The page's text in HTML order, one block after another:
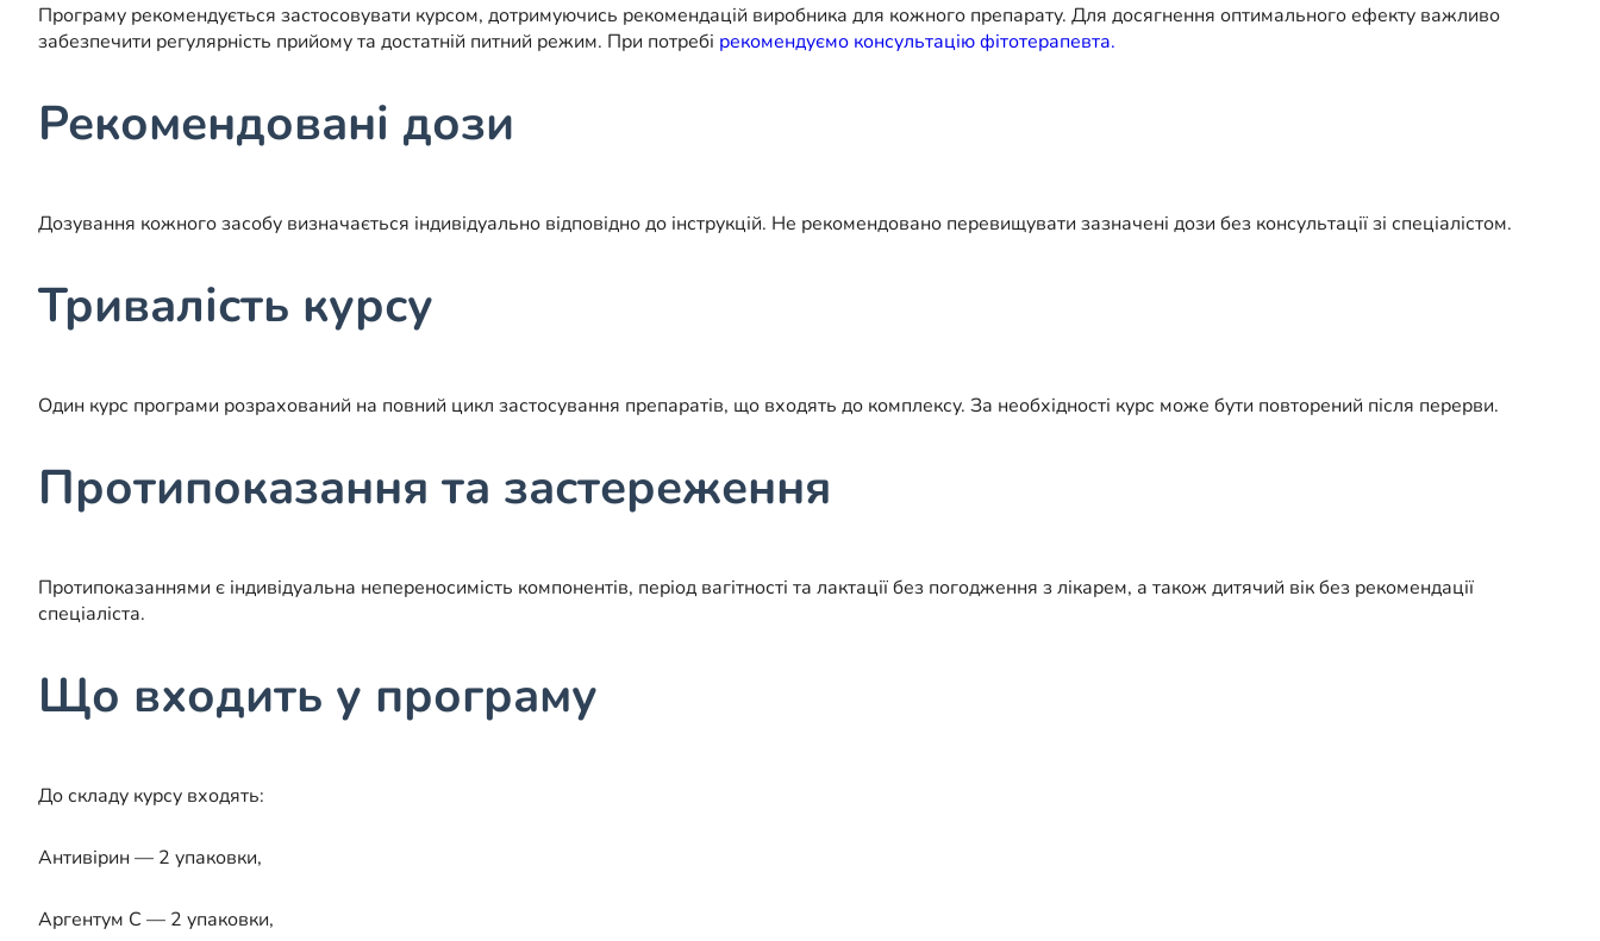
Програму рекомендується застосовувати курсом, дотримуючись рекомендацій виробника для кожного препарату. Для досягнення оптимального ефекту важливо
забезпечити регулярність прийому та достатній питний режим. При потребі рекомендуємо консультацію фітотерапевта.
Рекомендовані дози
Дозування кожного засобу визначається індивідуально відповідно до інструкцій. Не рекомендовано перевищувати зазначені дози без консультації зі спеціалістом.
Тривалість курсу
Один курс програми розрахований на повний цикл застосування препаратів, що входять до комплексу. За необхідності курс може бути повторений після перерви.
Протипоказання та застереження
Протипоказаннями є індивідуальна непереносимість компонентів, період вагітності та лактації без погодження з лікарем, а також дитячий вік без рекомендації
спеціаліста.
Що входить у програму
До складу курсу входять:
Антивірин — 2 упаковки,
Аргентум С — 2 упаковки,